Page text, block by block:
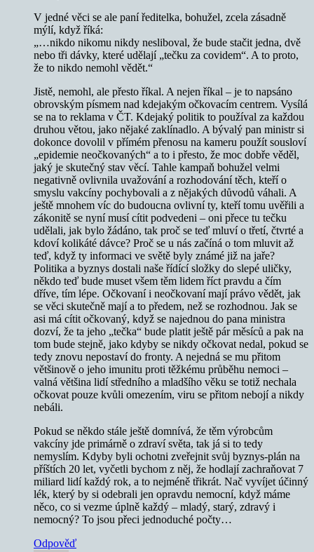
V jedné věci se ale paní ředitelka, bohužel, zcela zásadně
mýlí, když říká:
„…nikdo nikomu nikdy nesliboval, že bude stačit jedna, dvě
nebo tři dávky, které udělají „tečku za covidem“. A to proto,
že to nikdo nemohl vědět.“
Jistě, nemohl, ale přesto říkal. A nejen říkal – je to napsáno
obrovským písmem nad kdejakým očkovacím centrem. Vysílá
se na to reklama v ČT. Kdejaký politik to používal za každou
druhou větou, jako nějaké zaklínadlo. A bývalý pan ministr si
dokonce dovolil v přímém přenosu na kameru použít sousloví
„epidemie neočkovaných“ a to i přesto, že moc dobře věděl,
jaký je skutečný stav věcí. Tahle kampaň bohužel velmi
negativně ovlivnila uvažování a rozhodování těch, kteří o
smyslu vakcíny pochybovali a z nějakých důvodů váhali. A
ještě mnohem víc do budoucna ovlivní ty, kteří tomu uvěřili a
zákonitě se nyní musí cítit podvedeni – oni přece tu tečku
udělali, jak bylo žádáno, tak proč se teď mluví o třetí, čtvrté a
kdoví kolikáté dávce? Proč se u nás začíná o tom mluvit až
teď, když ty informaci ve světě byly známé již na jaře?
Politika a byznys dostali naše řídící složky do slepé uličky,
někdo teď bude muset všem těm lidem říct pravdu a čím
dříve, tím lépe. Očkovaní i neočkovaní mají právo vědět, jak
se věci skutečně mají a to předem, než se rozhodnou. Jak se
asi má cítit očkovaný, když se najednou do pana ministra
dozví, že ta jeho „tečka“ bude platit ještě pár měsíců a pak na
tom bude stejně, jako kdyby se nikdy očkovat nedal, pokud se
tedy znovu nepostaví do fronty. A nejedná se mu přitom
většinově o jeho imunitu proti těžkému průběhu nemoci –
valná většina lidí středního a mladšího věku se totiž nechala
očkovat pouze kvůli omezením, viru se přitom nebojí a nikdy
nebáli.
Pokud se někdo stále ještě domnívá, že těm výrobcům
vakcíny jde primárně o zdraví světa, tak já si to tedy
nemyslím. Kdyby byli ochotni zveřejnit svůj byznys-plán na
příštích 20 let, vyčetli bychom z něj, že hodlají zachraňovat 7
miliard lidí každý rok, a to nejméně třikrát. Nač vyvíjet účinný
lék, který by si odebrali jen opravdu nemocní, když máme
něco, co si vezme úplně každý – mladý, starý, zdravý i
nemocný? To jsou přeci jednoduché počty…
Odpověď